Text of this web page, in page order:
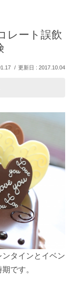
レート誤飲
2017.10.04
タインとイベン
です。